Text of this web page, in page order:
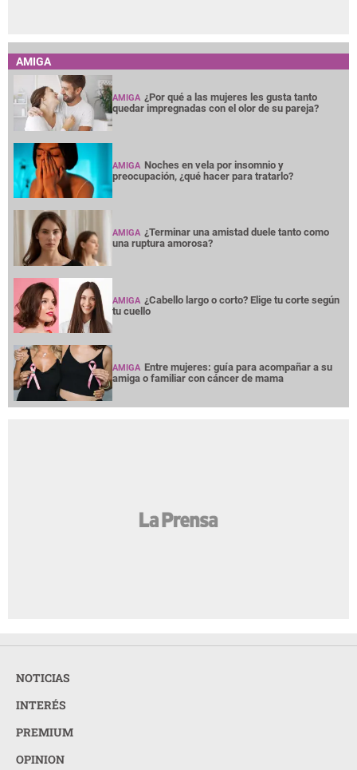
AMIGA
AMIGA ¿Por qué a las mujeres les gusta tanto
quedar impregnadas con el olor de su pareja?
AMIGA Noches en vela por insomnio y
preocupación, ¿qué hacer para tratarlo?
AMIGA ¿Terminar una amistad duele tanto como
una ruptura amorosa?
AMIGA ¿Cabello largo o corto? Elige tu corte según
tu cuello
AMIGA Entre mujeres: guía para acompañar a su
amiga o familiar con cáncer de mama
NOTICIAS
INTERÉS
PREMIUM
OPINION